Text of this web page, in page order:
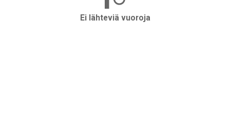
Ei lähteviä vuoroja